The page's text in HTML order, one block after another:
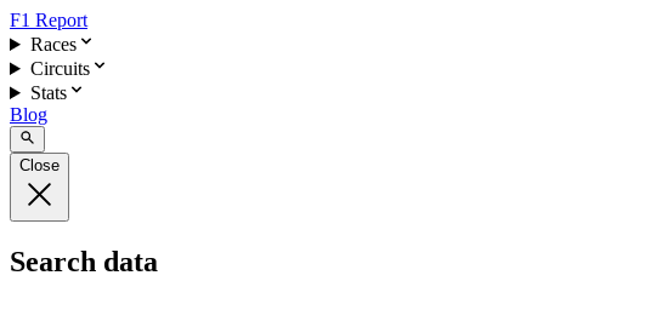
F1 Report
Races
Circuits
Stats
Blog
Close
Search data